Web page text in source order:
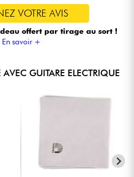
VOTRE AVIS
offert par tirage au sort !
En savoir +
GUITARE ELECTRIQUE